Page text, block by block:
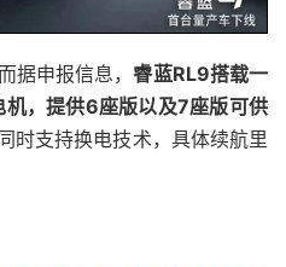
据申报信息，睿蓝RL9搭载一
，提供6座版以及7座版可供
时支持换电技术，具体续航里